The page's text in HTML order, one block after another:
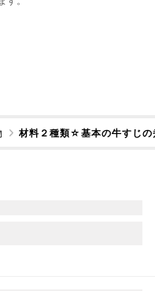
材料２種類☆基本の牛すじの